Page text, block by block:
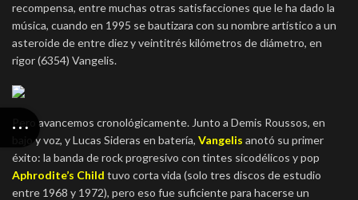
recompensa, entre muchas otras satisfacciones que le ha dado la
música, cuando en 1995 se bautizara con su nombre artístico a un
asteroide de entre diez y veintitrés kilómetros de diámetro, en
rigor (6354) Vangelis.
Pero avancemos cronológicamente. Junto a Demis Roussos, en
bajo y voz, y Lucas Sideras en batería, Vangelis anotó su primer
éxito: la banda de rock progresivo con tintes sicodélicos y pop
Aphrodite’s Child tuvo corta vida (solo tres discos de estudio
entre 1968 y 1972), pero eso fue suficiente para hacerse un